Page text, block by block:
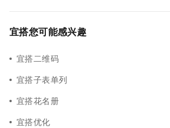
宜搭您可能感兴趣
宜搭二维码
宜搭子表单列
宜搭花名册
宜搭优化